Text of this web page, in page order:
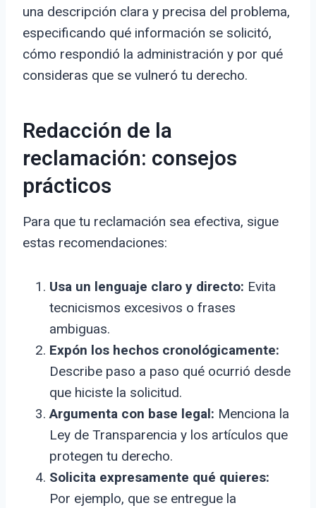
una descripción clara y precisa del problema,
especificando qué información se solicitó,
cómo respondió la administración y por qué
consideras que se vulneró tu derecho.
Redacción de la
reclamación: consejos
prácticos
Para que tu reclamación sea efectiva, sigue
estas recomendaciones:
Usa un lenguaje claro y directo: Evita
tecnicismos excesivos o frases
ambiguas.
Expón los hechos cronológicamente:
Describe paso a paso qué ocurrió desde
que hiciste la solicitud.
Argumenta con base legal: Menciona la
Ley de Transparencia y los artículos que
protegen tu derecho.
Solicita expresamente qué quieres:
Por ejemplo, que se entregue la